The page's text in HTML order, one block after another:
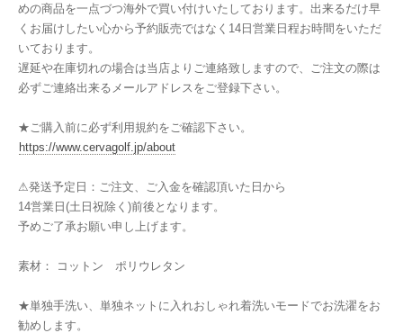
めの商品を一点づつ海外で買い付けいたしております。出来るだけ早
くお届けしたい心から予約販売ではなく14日営業日程お時間をいただ
いております。
遅延や在庫切れの場合は当店よりご連絡致しますので、ご注文の際は
必ずご連絡出来るメールアドレスをご登録下さい。
★ご購入前に必ず利用規約をご確認下さい。
https://www.cervagolf.jp/about
⚠︎発送予定日：ご注文、ご入金を確認頂いた日から
14営業日(土日祝除く)前後となります。
予めご了承お願い申し上げます。
素材： コットン ポリウレタン
★単独手洗い、単独ネットに入れおしゃれ着洗いモードでお洗濯をお
勧めします。